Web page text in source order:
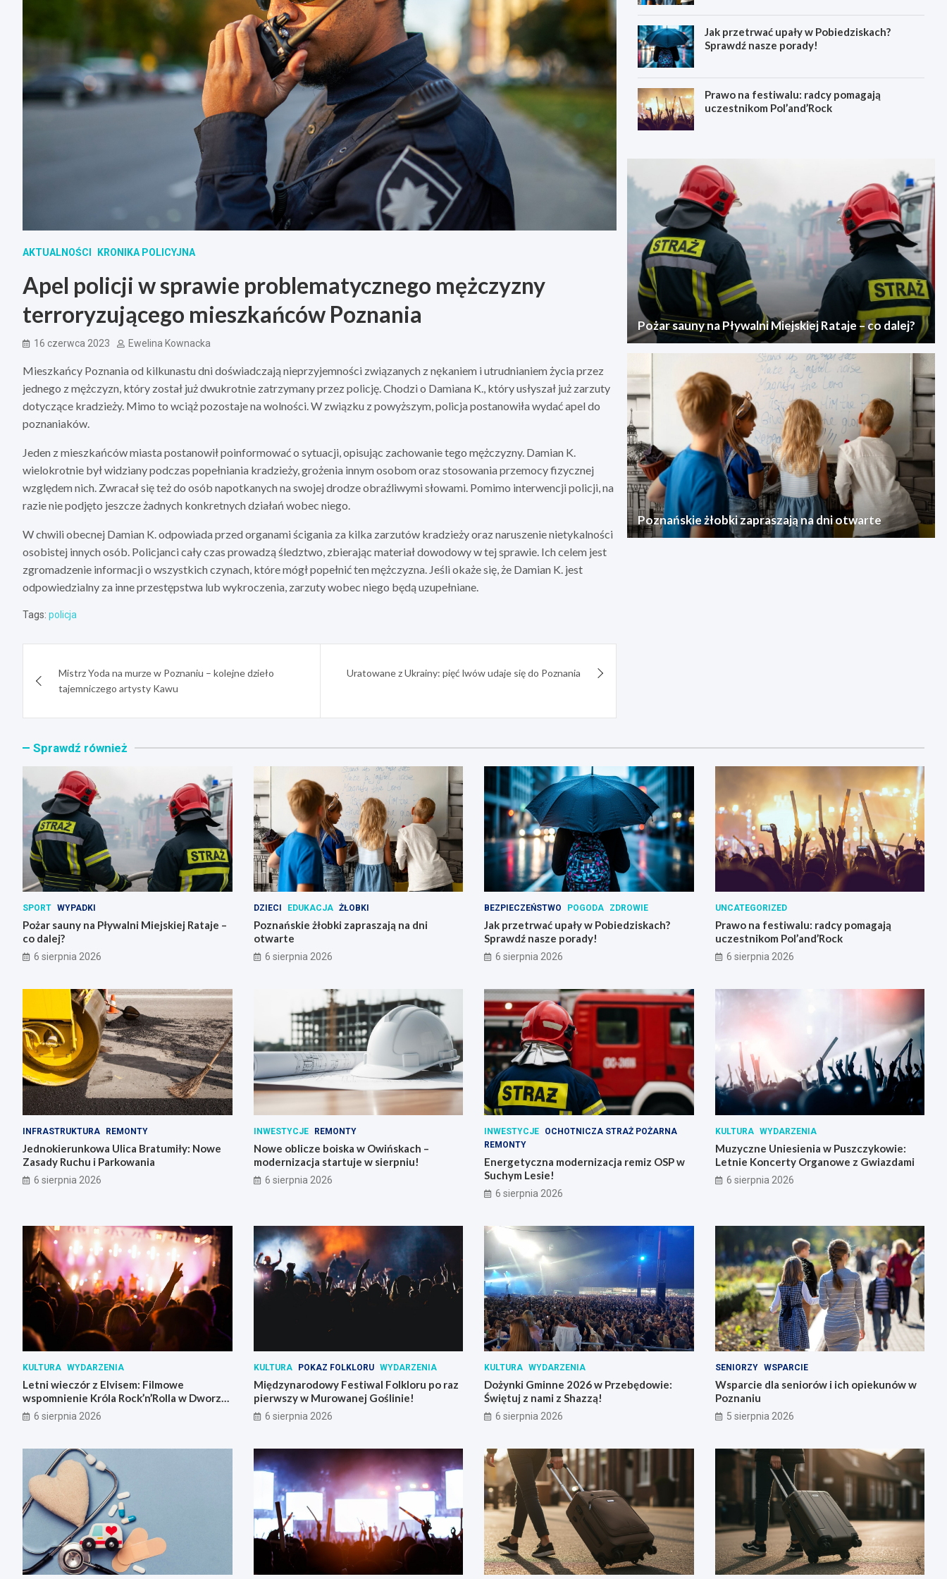
AKTUALNOŚCI KRONIKA POLICYJNA
Apel policji w sprawie problematycznego mężczyzny
terroryzującego mieszkańców Poznania
16 czerwca 2023 Ewelina Kownacka
Mieszkańcy Poznania od kilkunastu dni doświadczają nieprzyjemności związanych z nękaniem i utrudnianiem życia przez
jednego z mężczyzn, który został już dwukrotnie zatrzymany przez policję. Chodzi o Damiana K., który usłyszał już zarzuty
dotyczące kradzieży. Mimo to wciąż pozostaje na wolności. W związku z powyższym, policja postanowiła wydać apel do
poznaniaków.
Jeden z mieszkańców miasta postanowił poinformować o sytuacji, opisując zachowanie tego mężczyzny. Damian K.
wielokrotnie był widziany podczas popełniania kradzieży, grożenia innym osobom oraz stosowania przemocy fizycznej
względem nich. Zwracał się też do osób napotkanych na swojej drodze obraźliwymi słowami. Pomimo interwencji policji, na
razie nie podjęto jeszcze żadnych konkretnych działań wobec niego.
W chwili obecnej Damian K. odpowiada przed organami ścigania za kilka zarzutów kradzieży oraz naruszenie nietykalności
osobistej innych osób. Policjanci cały czas prowadzą śledztwo, zbierając materiał dowodowy w tej sprawie. Ich celem jest
zgromadzenie informacji o wszystkich czynach, które mógł popełnić ten mężczyzna. Jeśli okaże się, że Damian K. jest
odpowiedzialny za inne przestępstwa lub wykroczenia, zarzuty wobec niego będą uzupełniane.
Tags: policja
wpisuMistrz Yoda na murze w Poznaniu – kolejne dzieło
tajemniczego artysty Kawu
Uratowane z Ukrainy: pięć lwów udaje się do Poznania
Jak przetrwać upały w Pobiedziskach?
Sprawdź nasze porady!
Prawo na festiwalu: radcy pomagają
uczestnikom Pol’and’Rock
Pożar sauny na Pływalni Miejskiej Rataje – co dalej?
Poznańskie żłobki zapraszają na dni otwarte
Sprawdź również
SPORT WYPADKI
Pożar sauny na Pływalni Miejskiej Rataje –
co dalej?
6 sierpnia 2026
DZIECI EDUKACJA ŻŁOBKI
Poznańskie żłobki zapraszają na dni
otwarte
6 sierpnia 2026
BEZPIECZEŃSTWO POGODA ZDROWIE
Jak przetrwać upały w Pobiedziskach?
Sprawdź nasze porady!
6 sierpnia 2026
UNCATEGORIZED
Prawo na festiwalu: radcy pomagają
uczestnikom Pol’and’Rock
6 sierpnia 2026
INFRASTRUKTURA REMONTY
Jednokierunkowa Ulica Bratumiły: Nowe
Zasady Ruchu i Parkowania
6 sierpnia 2026
INWESTYCJE REMONTY
Nowe oblicze boiska w Owińskach –
modernizacja startuje w sierpniu!
6 sierpnia 2026
INWESTYCJE
OCHOTNICZA STRAŻ POŻARNA
REMONTY
Energetyczna modernizacja remiz OSP w
Suchym Lesie!
6 sierpnia 2026
KULTURA WYDARZENIA
Muzyczne Uniesienia w Puszczykowie:
Letnie Koncerty Organowe z Gwiazdami
6 sierpnia 2026
KULTURA WYDARZENIA
Letni wieczór z Elvisem: Filmowe
wspomnienie Króla Rock’n’Rolla w Dworze
Skrzynki
6 sierpnia 2026
KULTURA POKAZ FOLKLORU WYDARZENIA
Międzynarodowy Festiwal Folkloru po raz
pierwszy w Murowanej Goślinie!
6 sierpnia 2026
KULTURA WYDARZENIA
Dożynki Gminne 2026 w Przebędowie:
Świętuj z nami z Shazzą!
6 sierpnia 2026
SENIORZY WSPARCIE
Wsparcie dla seniorów i ich opiekunów w
Poznaniu
5 sierpnia 2026